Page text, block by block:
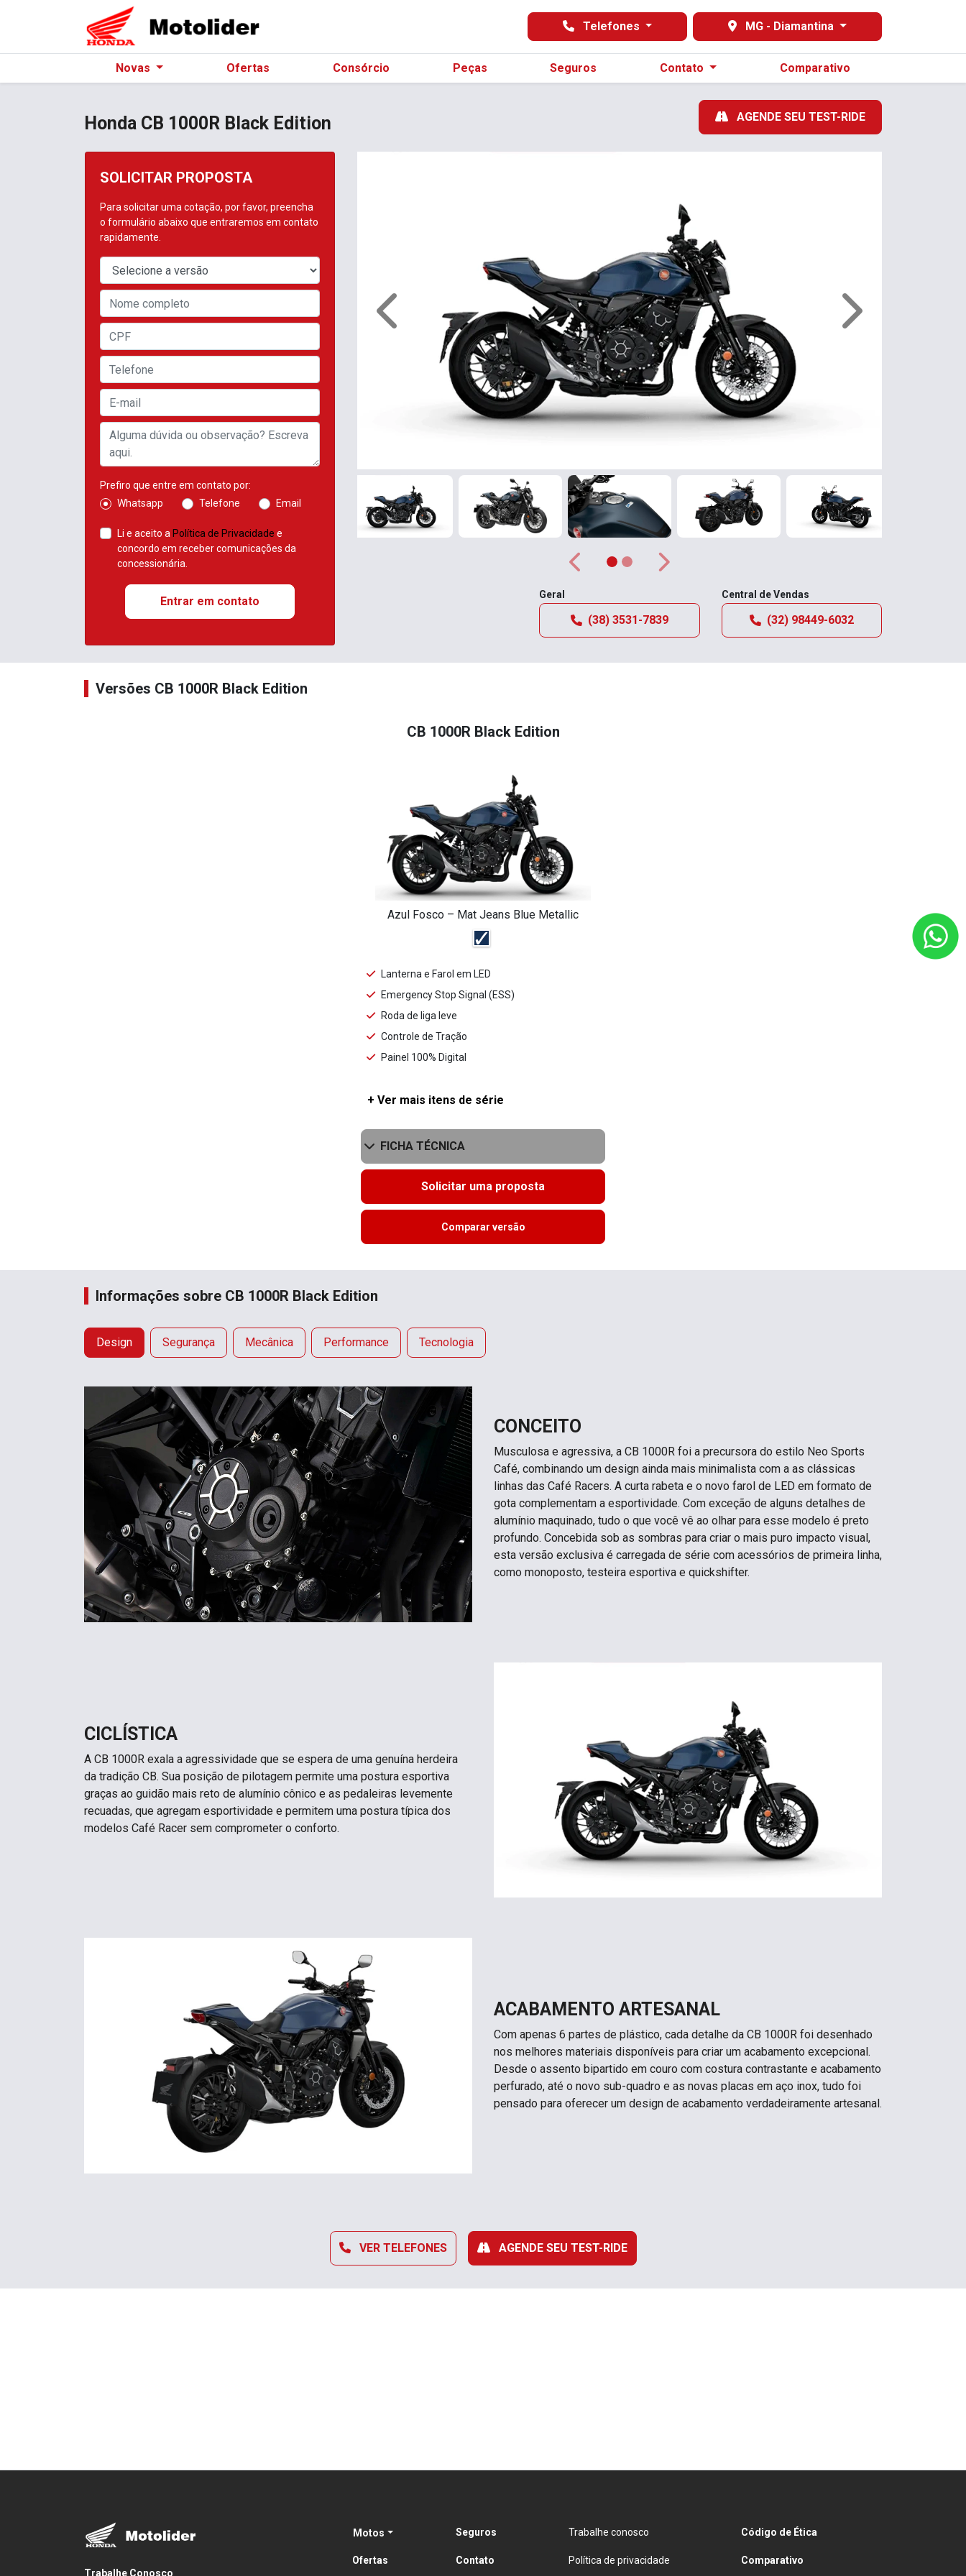
Telefones MG - Diamantina
Novas Ofertas Consórcio Peças Seguros Contato Comparativo
Honda CB 1000R Black Edition AGENDE SEU TEST-RIDE
SOLICITAR PROPOSTA
Para solicitar uma cotação, por favor, preencha
o formulário abaixo que entraremos em contato
rapidamente.
Prefiro que entre em contato por:
Whatsapp
Telefone Email
Li e aceito a Política de Privacidade e
concordo em receber comunicações da
concessionária.
Entrar em contato
Anterior Próximo
Anterior Próximo
Geral
(38) 3531-7839
Central de Vendas
(32) 98449-6032
Versões CB 1000R Black Edition
CB 1000R Black Edition
Azul Fosco – Mat Jeans Blue Metallic
Lanterna e Farol em LED
Emergency Stop Signal (ESS)
Roda de liga leve
Controle de Tração
Painel 100% Digital
+ Ver mais itens de série
FICHA TÉCNICA
Solicitar uma proposta
Comparar versão
Informações sobre CB 1000R Black Edition
Design Segurança Mecânica Performance Tecnologia
CONCEITO
Musculosa e agressiva, a CB 1000R foi a precursora do estilo Neo Sports
Café, combinando um design ainda mais minimalista com a as clássicas
linhas das Café Racers. A curta rabeta e o novo farol de LED em formato de
gota complementam a esportividade. Com exceção de alguns detalhes de
alumínio maquinado, tudo o que você vê ao olhar para esse modelo é preto
profundo. Concebida sob as sombras para criar o mais puro impacto visual,
esta versão exclusiva é carregada de série com acessórios de primeira linha,
como monoposto, testeira esportiva e quickshifter.
CICLÍSTICA
A CB 1000R exala a agressividade que se espera de uma genuína herdeira
da tradição CB. Sua posição de pilotagem permite uma postura esportiva
graças ao guidão mais reto de alumínio cônico e as pedaleiras levemente
recuadas, que agregam esportividade e permitem uma postura típica dos
modelos Café Racer sem comprometer o conforto.
ACABAMENTO ARTESANAL
Com apenas 6 partes de plástico, cada detalhe da CB 1000R foi desenhado
nos melhores materiais disponíveis para criar um acabamento excepcional.
Desde o assento bipartido em couro com costura contrastante e acabamento
perfurado, até o novo sub-quadro e as novas placas em aço inox, tudo foi
pensado para oferecer um design de acabamento verdadeiramente artesanal.
VER TELEFONES AGENDE SEU TEST-RIDE
Trabalhe Conosco
Motos
Ofertas
Seguros
Contato
Trabalhe conosco
Política de privacidade
Código de Ética
Comparativo